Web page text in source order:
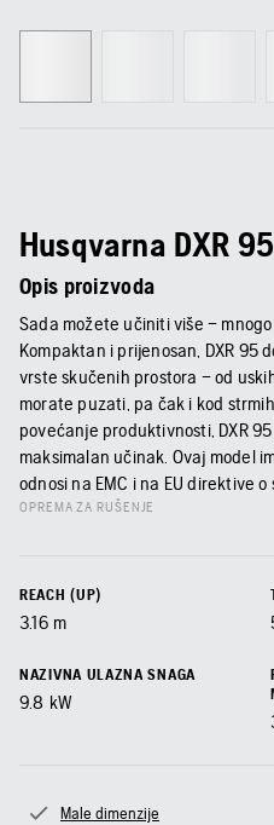
Husqvarna DXR 95
Opis proizvoda
Sada možete učiniti više –
Kompaktan i prijenosan, DXR 95
vrste skučenih prostora – od
morate puzati, pa čak i kod
povećanje produktivnosti, DXR
maksimalan učinak. Ovaj model
odnosi na EMC i na EU direktive
OPREMA ZA RUŠENJE
REACH (UP)
3.16 m
NAZIVNA ULAZNA SNAGA
9.8 kW
Male dimenzije